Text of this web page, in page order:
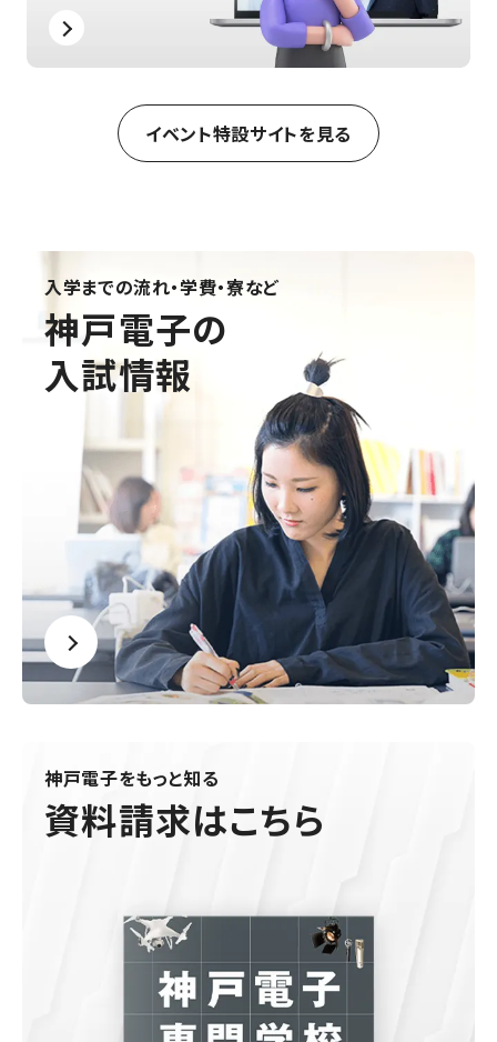
イベント特設サイトを見る
入学までの流れ・学費・寮など
神戸電子の
入試情報
神戸電子をもっと知る
資料請求はこちら